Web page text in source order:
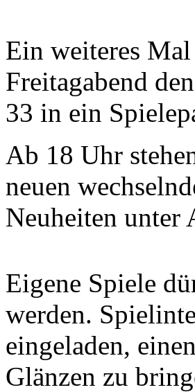
Ein weiteres
Freitagabend
33 in ein
Ab 18 Uhr
neuen
Neuheiten unter
Eigene Spiele
werden.
eingeladen,
Glänzen zu